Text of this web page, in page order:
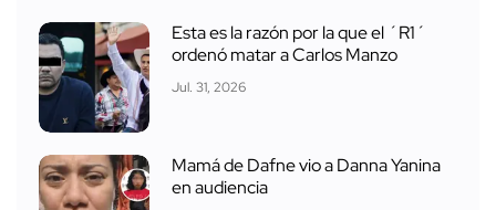
Esta es la razón por la que el ´R1´
ordenó matar a Carlos Manzo
Jul. 31, 2026
Mamá de Dafne vio a Danna Yanina
en audiencia